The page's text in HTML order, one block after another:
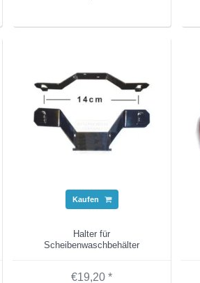
Kaufen
Halter für
Scheibenwaschbehälter
€19,20 *